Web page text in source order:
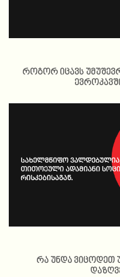
როგორ იცავს
რა უნდა ვიცოდეთ